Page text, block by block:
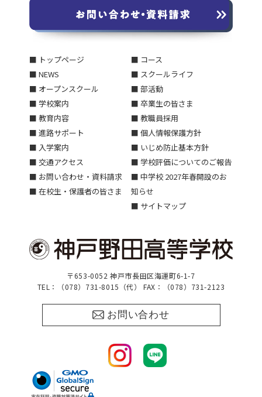
■ トップページ
■ NEWS
■ オープンスクール
■ 学校案内
■ 教育内容
■ 進路サポート
■ 入学案内
■ 交通アクセス
■ お問い合わせ・資料請求
■ 在校生・保護者の皆さま
■ コース
■ スクールライフ
■ 部活動
■ 卒業生の皆さま
■ 教職員採用
■ 個人情報保護方針
■ いじめ防止基本方針
■ 学校評価についてのご報告
■ 中学校 2027年春開設のお
知らせ
■ サイトマップ
〒653-0052 神戸市長田区海運町6-1-7
TEL：（078）731-8015（代） FAX：（078）731-2123
お問い合わせ